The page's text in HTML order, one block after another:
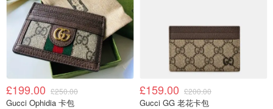
£199.00 £250.00
Gucci Ophidia 卡包
£159.00 £200.00
Gucci GG 老花卡包